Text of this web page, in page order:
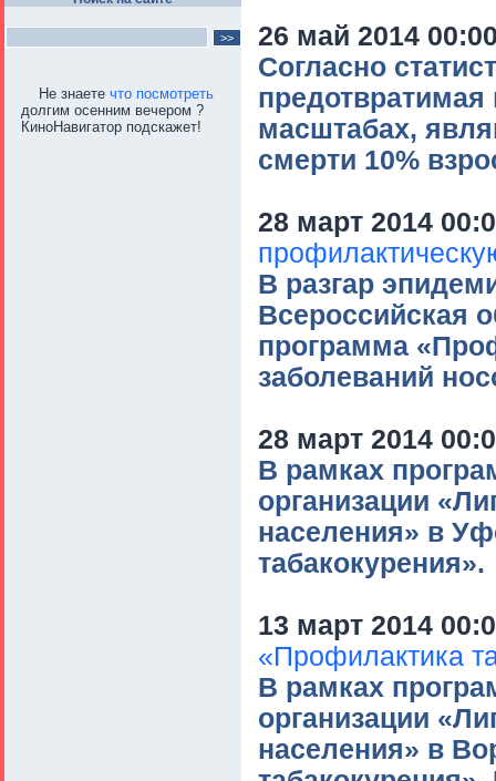
Не знаете что посмотреть
долгим осенним вечером ?
КиноНавигатор подскажет!
26 май 2014
Согласно
масштабах,
смерти 10%
28 март 2014
В разгар
Всероссийская
программа
заболеваний
28 март 2014
В рамках
организации
населения» в
табакокурения».
13 март 2014
«Профилактика
В рамках
организации
населения» в